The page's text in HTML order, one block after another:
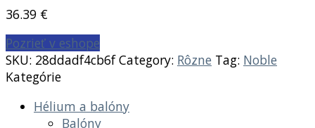
36.39 €
Pozrieť v eshope
SKU: 28ddadf4cb6f Category: Rôzne Tag: Noble
Kategórie
Hélium a balóny
Balóny